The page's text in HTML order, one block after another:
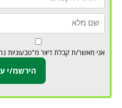
אני מאשר/ת קבלת דיוור מ"טבעוניות